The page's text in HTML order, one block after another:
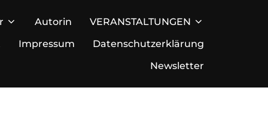
Autorin
VERANSTALTUNGEN
Impressum
Datenschutzerklärung
Newsletter